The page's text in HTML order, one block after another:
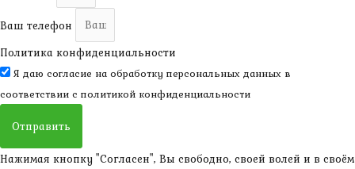
Ваш телефон
Политика конфиденциальности
Я даю согласие на обработку персональных данных в
соответствии с политикой конфиденциальности
Отправить
Нажимая кнопку "Согласен", Вы свободно, своей волей и в своём